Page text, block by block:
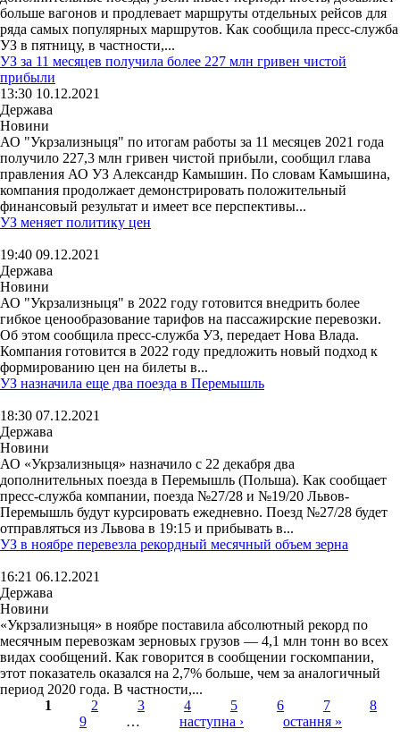
больше вагонов и продлевает маршруты отдельных рейсов для
ряда самых популярных маршрутов. Как сообщила пресс-служба
УЗ в пятницу, в частности,...
УЗ за 11 месяцев получила более 227 млн гривен чистой
прибыли
13:30 10.12.2021
Держава
Новини
АО "Укрзализныця" по итогам работы за 11 месяцев 2021 года
получило 227,3 млн гривен чистой прибыли, сообщил глава
правления АО УЗ Александр Камышин. По словам Камышина,
компания продолжает демонстрировать положительный
финансовый результат и имеет все перспективы...
УЗ меняет политику цен
19:40 09.12.2021
Держава
Новини
АО "Укрзализныця" в 2022 году готовится внедрить более
гибкое ценообразование тарифов на пассажирские перевозки.
Об этом сообщила пресс-служба УЗ, передает Нова Влада.
Компания готовится в 2022 году предложить новый подход к
формированию цен на билеты в...
УЗ назначила еще два поезда в Перемышль
18:30 07.12.2021
Держава
Новини
АО «Укрзализныця» назначило с 22 декабря два
дополнительных поезда в Перемышль (Польша). Как сообщает
пресс-служба компании, поезда №27/28 и №19/20 Львов-
Перемышль будут курсировать ежедневно. Поезд №27/28 будет
отправляться из Львова в 19:15 и прибывать в...
УЗ в ноябре перевезла рекордный месячный объем зерна
16:21 06.12.2021
Держава
Новини
«Укрзализныця» в ноябре поставила абсолютный рекорд по
месячным перевозкам зерновых грузов — 4,1 млн тонн во всех
видах сообщений. Как говорится в сообщении госкомпании,
этот показатель оказался на 2,7% больше, чем за аналогичный
период 2020 года. В частности,...
Страницы
1 2 3 4 5 6 7
8
9
… наступна › остання »